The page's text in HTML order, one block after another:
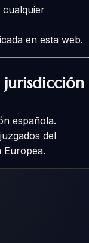
cualquier
en esta web.
jurisdicción
española.
del
Europea.